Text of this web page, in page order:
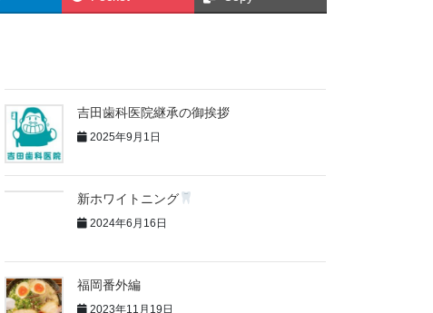
吉田歯科医院継承の御挨拶
2025年9月1日
新ホワイトニング
2024年6月16日
福岡番外編
2023年11月19日